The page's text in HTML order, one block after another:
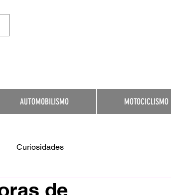
AUTOMOBILISMO MOTOCICLISMO
Curiosidades
de